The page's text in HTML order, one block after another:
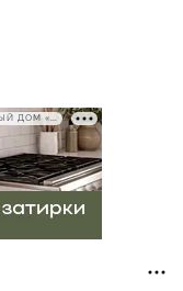
РЕКЛАМА • ООО СТРОИТЕЛЬНЫЙ ТОРГОВЫЙ ДОМ «ПЕТРОВИЧ», ИНН 7802348846